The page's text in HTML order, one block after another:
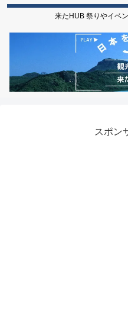
来たHUB 祭りやイベ
スポン